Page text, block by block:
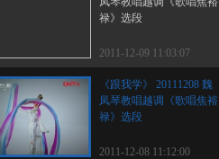
禄》选段
2011-12-09 11:03:07
《跟我学》 20111208 魏
凤琴教唱越调《歌唱焦裕
禄》选段
2011-12-08 11:12:00